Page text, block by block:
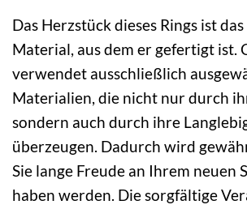
Das Herzstück dieses Rings ist
Material, aus dem er gefertigt ist.
verwendet ausschließlich
Materialien, die nicht nur durch
sondern auch durch ihre
überzeugen. Dadurch wird
Sie lange Freude an Ihrem neuen
haben werden. Die sorgfältige